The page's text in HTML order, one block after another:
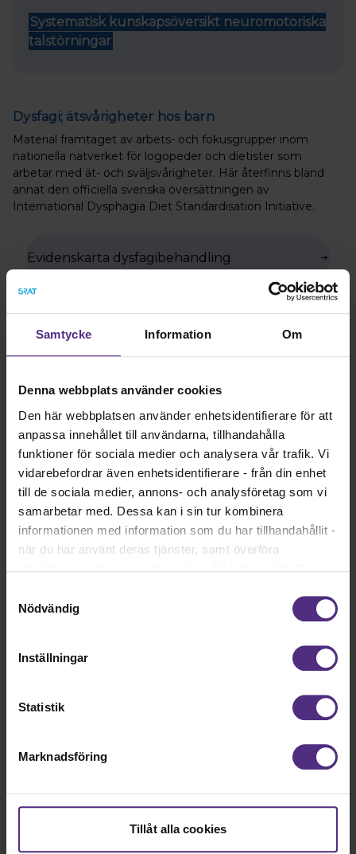
Samtycke Information Om
Denna webbplats använder cookies
Den här webbplatsen använder enhetsidentifierare för att
anpassa innehållet till användarna, tillhandahålla
funktioner för sociala medier och analysera vår trafik. Vi
vidarebefordrar även enhetsidentifierare - från din enhet
till de sociala medier, annons- och analysföretag som vi
samarbetar med. Dessa kan i sin tur kombinera
informationen med information som du har tillhandahållit -
när du har använt deras tjänster, samt överföra
Dock har vi lagt in anonymisering av IP-adress i
förhållande till Google Analytics. Du godkänner våra
cookies vid fortsatt användande av vår webbplats.
Nödvändig
Inställningar
Statistik
Marknadsföring
Tillåt alla cookies
Systematisk kunskapsöversikt neuromotoriska
talstörningar
Dysfagi; ätsvårigheter hos barn
Material framtaget av arbets- och fokusgrupper inom
nationella nätverket för logopeder och dietister som
arbetar med ät- och sväljsvårigheter. Här återfinns bland
annat den officiella svenska översättningen av
International Dysphagia Diet Standardisation Initiative.
Evidenskarta dysfagibehandling
IDDSI på svenska
bedömningsprotokoll
Diagnosrekommendation ätsvårigheter hos
barn
CATALISE på svenska
Språkstörning och samförekommande